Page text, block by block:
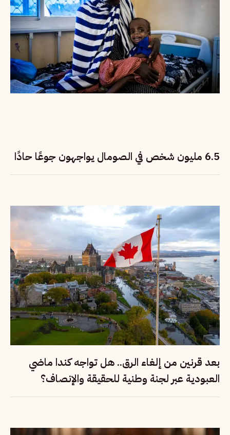
6.5 مليون شخص في الصومال يواجهون جوعًا حادًا
بعد قرنين من إلغاء الرق.. هل تواجه كندا ماضي
العبودية عبر لجنة وطنية للحقيقة والإنصاف؟